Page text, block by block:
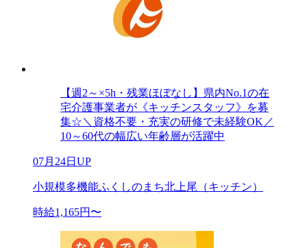
【週2～×5h・残業ほぼなし】県内No.1の在
宅介護事業者が《キッチンスタッフ》を募
集☆＼資格不要・充実の研修で未経験OK／
10～60代の幅広い年齢層が活躍中
07月24日UP
小規模多機能ふくしのまち北上尾（キッチン）
時給1,165円〜